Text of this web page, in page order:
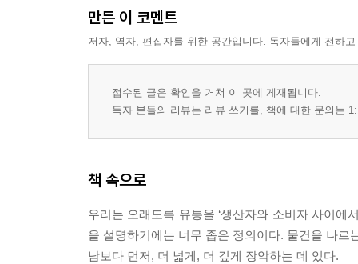
만든 이 코멘트
저자, 역자, 편집자를 위한 공간입니다. 독자들에게 전하
접수된 글은 확인을 거쳐 이 곳에 게재됩니다.
독자 분들의 리뷰는 리뷰 쓰기를, 책에 대한 문의는
책 속으로
우리는 오래도록 유통을 ‘생산자와 소비자 사이
을 설명하기에는 너무 좁은 정의이다. 물건을 나
남보다 먼저, 더 넓게, 더 깊게 장악하는 데 있다.